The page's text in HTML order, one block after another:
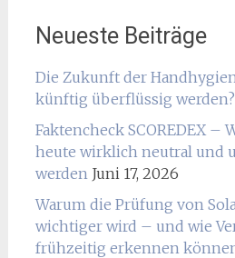
Neueste Beiträge
Die Zukunft der
künftig überflüssig werden?
Faktencheck SCOREDEX –
heute wirklich neutral und
werden Juni 17, 2026
Warum die Prüfung von
wichtiger wird – und wie
frühzeitig erkennen